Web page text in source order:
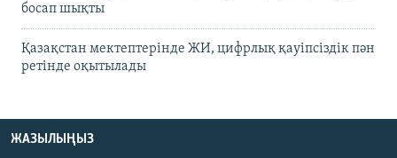
босап шықты
Қазақстан мектептерінде ЖИ, цифрлық қауіпсіздік пән
ретінде оқытылады
ЖАЗЫЛЫҢЫЗ